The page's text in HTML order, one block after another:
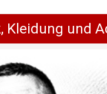
Kleidung und